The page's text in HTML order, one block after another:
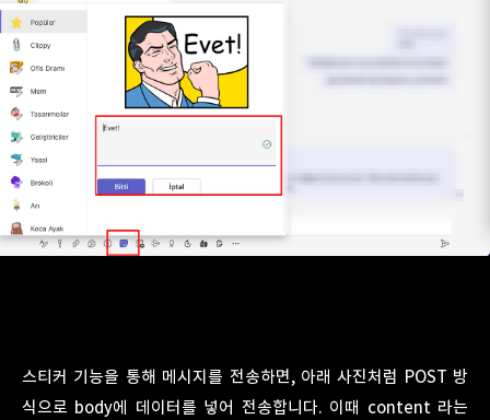
스티커 기능을 통해 메시지를 전송하면, 아래 사진처럼 POST 방
식으로 body에 데이터를 넣어 전송합니다. 이때 content 라는